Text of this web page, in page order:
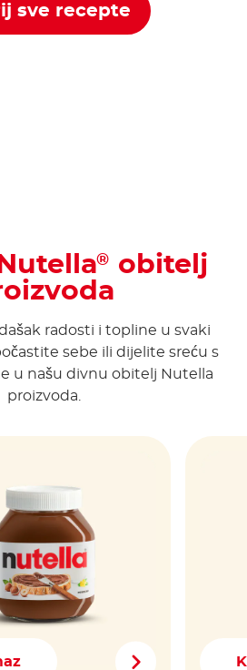
sve recepte
®
obitelj
radosti i topline u svaki
sebe ili dijelite sreću s
u našu divnu obitelj Nutella
proizvoda.